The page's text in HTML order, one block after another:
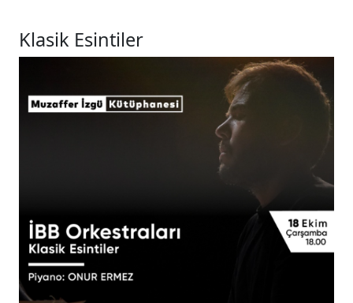
Klasik Esintiler